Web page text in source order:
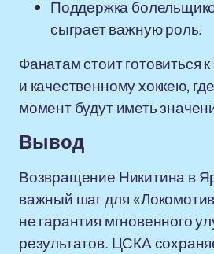
Поддержка
сыграет важную роль.
Фанатам стоит готовиться
и качественному хоккею,
момент будут иметь
Вывод
Возвращение Никитина в
важный шаг для
не гарантия мгновенного
результатов. ЦСКА